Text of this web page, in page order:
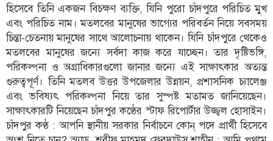
ও
সংস্কৃতি
নারী
ও
শিশু
ভ্রমণ
লাইফস্টাইল
হিসেবে তিনি একজন বিচক্ষণ ব্যক্তি, যিনি পুরো চাঁদপুরে পরিচিত মুখ
এবং পরিচিত নাম। মতলবের মানুষের ভাগ্যের পরিবর্তন নিয়ে সবসময়
চিন্তা-চেতনায় মানুষের সাথে আলোচনায় থাকেন। যিনি চাঁদপুরে থেকেও
মতলবের মানুষের জন্যে সর্বদা কাজ করে যাচ্ছেন। তার দৃষ্টিভঙ্গি,
পরিকল্পনা ও অগ্রাধিকারগুলো জানার জন্যে এই সাক্ষাৎকার অত্যন্ত
গুরুত্বপূর্ণ। তিনি মতলব উত্তর উপজেলার উন্নয়ন, প্রশাসনিক চ্যালেঞ্জ
এবং ভবিষ্যৎ পরিকল্পনা নিয়ে তার সুস্পষ্ট মতামত জানিয়েছেন।
সাক্ষাৎকারটি নিয়েছেন চাঁদপুর কণ্ঠের স্টাফ রিপোর্টার উজ্জ্বল হোসাইন।
চাঁদপুর কণ্ঠ : আপনি স্থানীয় সরকার নির্বাচনে কোন্ পদে প্রার্থী হিসেবে